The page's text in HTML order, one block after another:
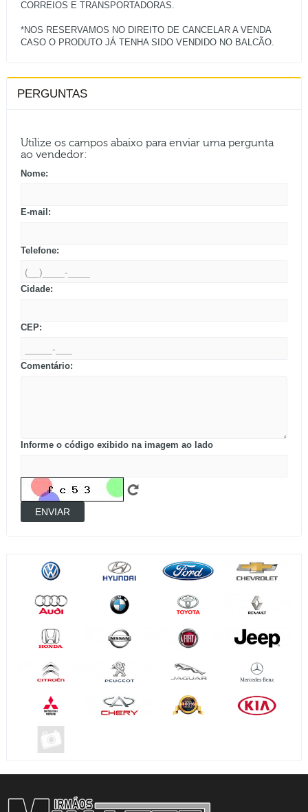
CORREIOS E TRANSPORTADORAS.
*NOS RESERVAMOS NO DIREITO DE CANCELAR A VENDA
PERGUNTAS
Utilize os campos abaixo para enviar uma pergunta
ao vendedor:
Nome:
E-mail:
Telefone:
Cidade:
CEP:
Comentário:
Informe o código exibido na imagem ao lado
ENVIAR